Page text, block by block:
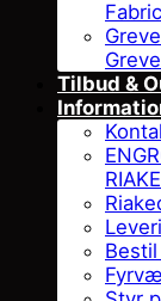
Tilbud &